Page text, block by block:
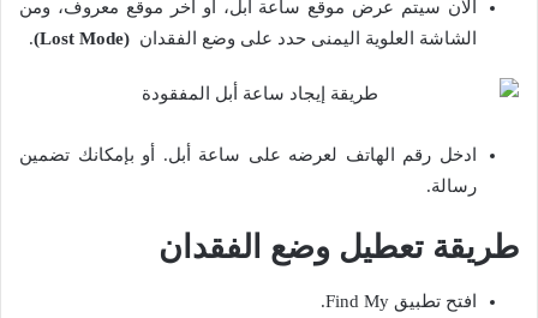
الآن سيتم عرض موقع ساعة أبل، أو آخر موقع معروف، ومن
الشاشة العلوية اليمنى حدد على وضع الفقدان (Lost Mode)
.
ادخل رقم الهاتف لعرضه على ساعة أبل. أو بإمكانك تضمين
رسالة.
طريقة تعطيل وضع الفقدان
افتح تطبيق Find My.